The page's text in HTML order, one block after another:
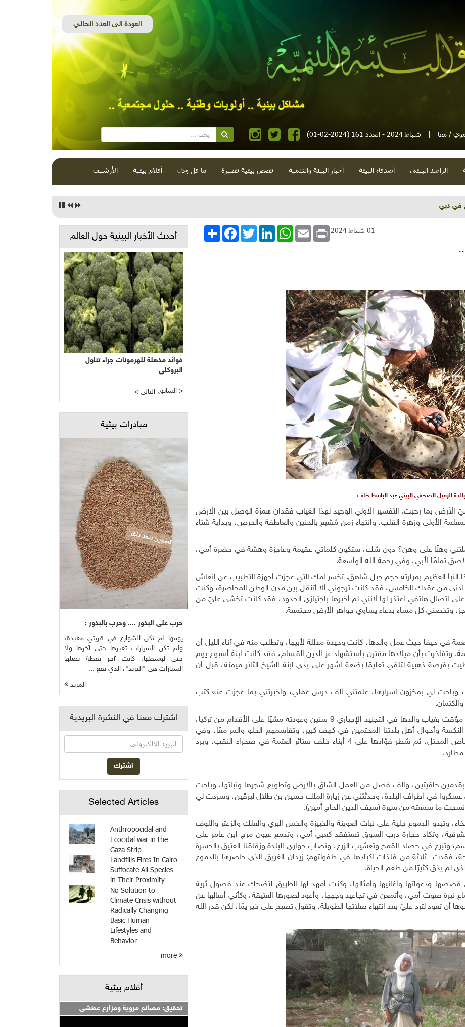
/ معاً | شباط 2024 - العدد 161 (2024-02-01)
الراصد البيئي أصدقاء البيئة أخبار البيئة والتنمية قصص بيئية قصيرة ما قل ودل أفلام بيئية الأرشيف
وبطيخ مُستهدف وبطالة وبلديات ووحش غلاء...
انشر
FacebookTwitterLinkedInWhatsApp Email Print 01 شباط 2024
الزميل الصحفي البيئي عبد الباسط خلف
كانون الأول 2023، فضاقت عليّ الأرض بما رحبت. التفسير الأولي الوحيد لهذا الغياب فقدان همزة الوصل بين الأرض
الأولى وزهرة القلب، وانتهاء زمن مُشبع بالحنين والعاطفة والحرص، وبداية شتاء
وهنًا على وهن؟ دون شك، ستكون كلماتي عقيمة وعاجزة وهشة في حضرة أمي،
تمامًا لأبي، وفي رحمة الله الواسعة.
النبأ العظيم بمرارته حجم جبل شاهق. تخسر أمك التي عجزت أجهزة التطبيب عن إنعاش
من عقدك الخامس، فقد كانت ترجوني ألا أتنقل بين مدن الوطن المحاصرة، وكنت
اتصال هاتفي أعتذر لها لأنني لم أخبرها باجتيازي الحدود، فقد كانت تخشى عليّ من
وتخصني كل مساء بدعاء يساوي جواهر الأرض مجتمعة.
المُنعمة في حيفا حيث عمل والدها، كانت وحيدة مدللة لأبيها، وتطلب منه في آناء الليل أن
وتفاخرت بأن ميلادها مقترن باسـتشهاد عز الدين القـسام، فقد كانت ابنة أسبوع يوم
بفرصة ذهبية لتلقي تعليمًا بضعة أشهر على يدي ابنة الشيخ الثائر ميمنة، قبل أن
لي بمخزون أسرارها، علمتني ألف درس عملي، وأخبرتني بما عجزت عنه كتب
.
في طفولة أمي شقاوة ومرح ولهو، وفي صباها يتم مؤقت بغياب والدها في التجنيد الإجباري 9 سنين وعودته مشيًا على الأقدام من تركيا،
وأحوال أهل بلدتنا المحتمين في كهف كبير، وتقاسمهم الحلو والمر معًا، وفي
عقدها الخامس سيرة انتفاضة الحجارة وإصابتها برصاص المحتل، ثم شطر فؤادها على 4 أبناء خلف ستائر العتمة في صحراء النقب، وبرد
.
حافيتين، وألف فصل من العمل الشاق بالأرض وتطويع شجرها ونباتها، وباحت
عسكروا في أطراف البلدة، وحدثتني عن زيارة الملك حسين بن طلال لبرقين، وسردت لي
ما سمعته من سيرة (سيف الدين الحاج أمين).
وتبدو الدموع جلية على نبات العوينة والخبيزة والخس البري والعلك والزعتر واللوف
وتكاد حجارة درب السوق تستفقد كعبي أمي، وتدمع عيون مرج ابن عامر على
وتبرع في حصاد القمح وتعشيب الزرع، وتصاب حواري البلدة وزقاقنا العتيق بالحسرة
فقدت ثلاثة من فلذات أكبادها في طفولتهم: زيدان الغريق الذي حاصرها بالدموع
لم يذق كثيرًا من طعم الحياة.
ودعواتها وأغانيها وأمثالها، وكنت أمهد لها الطريق لتضحك عند فصول ثرية
نبرة صوت أمي، وأتمعن في تجاعيد وجهها، وأعود لصورها العتيقة، وكأني أسالها عن
أن تعود لترد عليّ بعد انتهاء صلاتها الطويلة، وتقول تصبح على خير يمّا، لكن قدر الله
أحدث الأخبار البيئية حول العالم
فوائد مذهلة للهرمونات جراء تناول
البروكلي
< التالي السابق >
مبادرات بيئية
حرب على البذور .... وحرب بالبذور :
يومها لم تكن الشوارع في قريتي معبدة،
ولم تكن السيارات تعبرها حتى آخرها ولا
حتى لوسطها، كانت آخر نقطة تصلها
السيارات هي "البريد"، الذي يقع ...
المزيد
اشترك معنا في النشرة البريدية
Selected Articles
Anthropocidal and
Ecocidal war in the
Gaza Strip
Landfills Fires In Cairo
Suffocate All Species
in Their Proximity
No Solution to
Climate Crisis without
Radically Changing
Basic Human
Lifestyles and
Behavior
أفلام بيئية
تحقيق: مصانع مروية ومزارع عطشى